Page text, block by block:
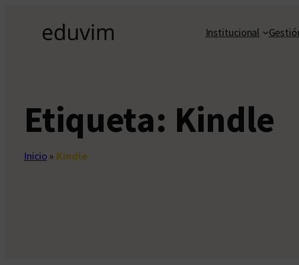
contenido
Institucional
Etiqueta: Kindle
Inicio » Kindle